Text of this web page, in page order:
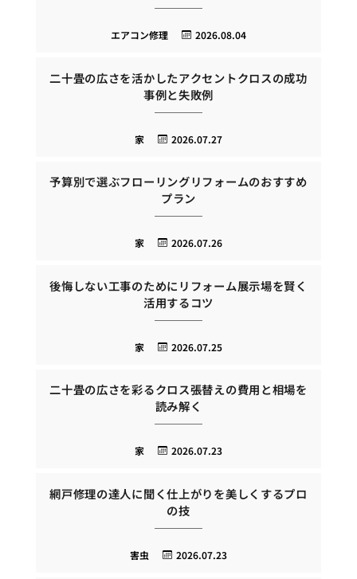
2026.08.04
エアコン修理
二十畳の広さを活かしたアクセントクロスの成功
事例と失敗例
2026.07.27
家
予算別で選ぶフローリングリフォームのおすすめ
プラン
2026.07.26
家
後悔しない工事のためにリフォーム展示場を賢く
活用するコツ
2026.07.25
家
二十畳の広さを彩るクロス張替えの費用と相場を
読み解く
2026.07.23
家
網戸修理の達人に聞く仕上がりを美しくするプロ
の技
2026.07.23
害虫